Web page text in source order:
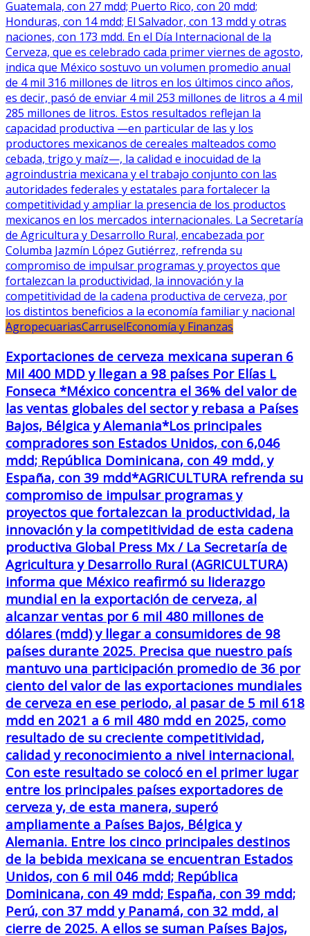
AgropecuariasCarruselEconomía y Finanzas
Exportaciones de cerveza mexicana superan 6
Mil 400 MDD y llegan a 98 países Por Elías L
Fonseca *México concentra el 36% del valor de
las ventas globales del sector y rebasa a Países
Bajos, Bélgica y Alemania*Los principales
compradores son Estados Unidos, con 6,046
mdd; República Dominicana, con 49 mdd, y
España, con 39 mdd*AGRICULTURA refrenda su
compromiso de impulsar programas y
proyectos que fortalezcan la productividad, la
innovación y la competitividad de esta cadena
productiva Global Press Mx / La Secretaría de
Agricultura y Desarrollo Rural (AGRICULTURA)
informa que México reafirmó su liderazgo
mundial en la exportación de cerveza, al
alcanzar ventas por 6 mil 480 millones de
dólares (mdd) y llegar a consumidores de 98
países durante 2025. Precisa que nuestro país
mantuvo una participación promedio de 36 por
ciento del valor de las exportaciones mundiales
de cerveza en ese periodo, al pasar de 5 mil 618
mdd en 2021 a 6 mil 480 mdd en 2025, como
resultado de su creciente competitividad,
calidad y reconocimiento a nivel internacional.
Con este resultado se colocó en el primer lugar
entre los principales países exportadores de
cerveza y, de esta manera, superó
ampliamente a Países Bajos, Bélgica y
Alemania. Entre los cinco principales destinos
de la bebida mexicana se encuentran Estados
Unidos, con 6 mil 046 mdd; República
Dominicana, con 49 mdd; España, con 39 mdd;
Perú, con 37 mdd y Panamá, con 32 mdd, al
cierre de 2025. A ellos se suman Países Bajos,